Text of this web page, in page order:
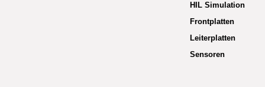
HIL Simulation
Frontplatten
Leiterplatten
Sensoren